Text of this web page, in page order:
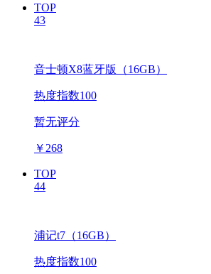
TOP
43
音士顿X8蓝牙版（16GB）
热度指数100
暂无评分
￥ 268
TOP
44
浦记t7（16GB）
热度指数100